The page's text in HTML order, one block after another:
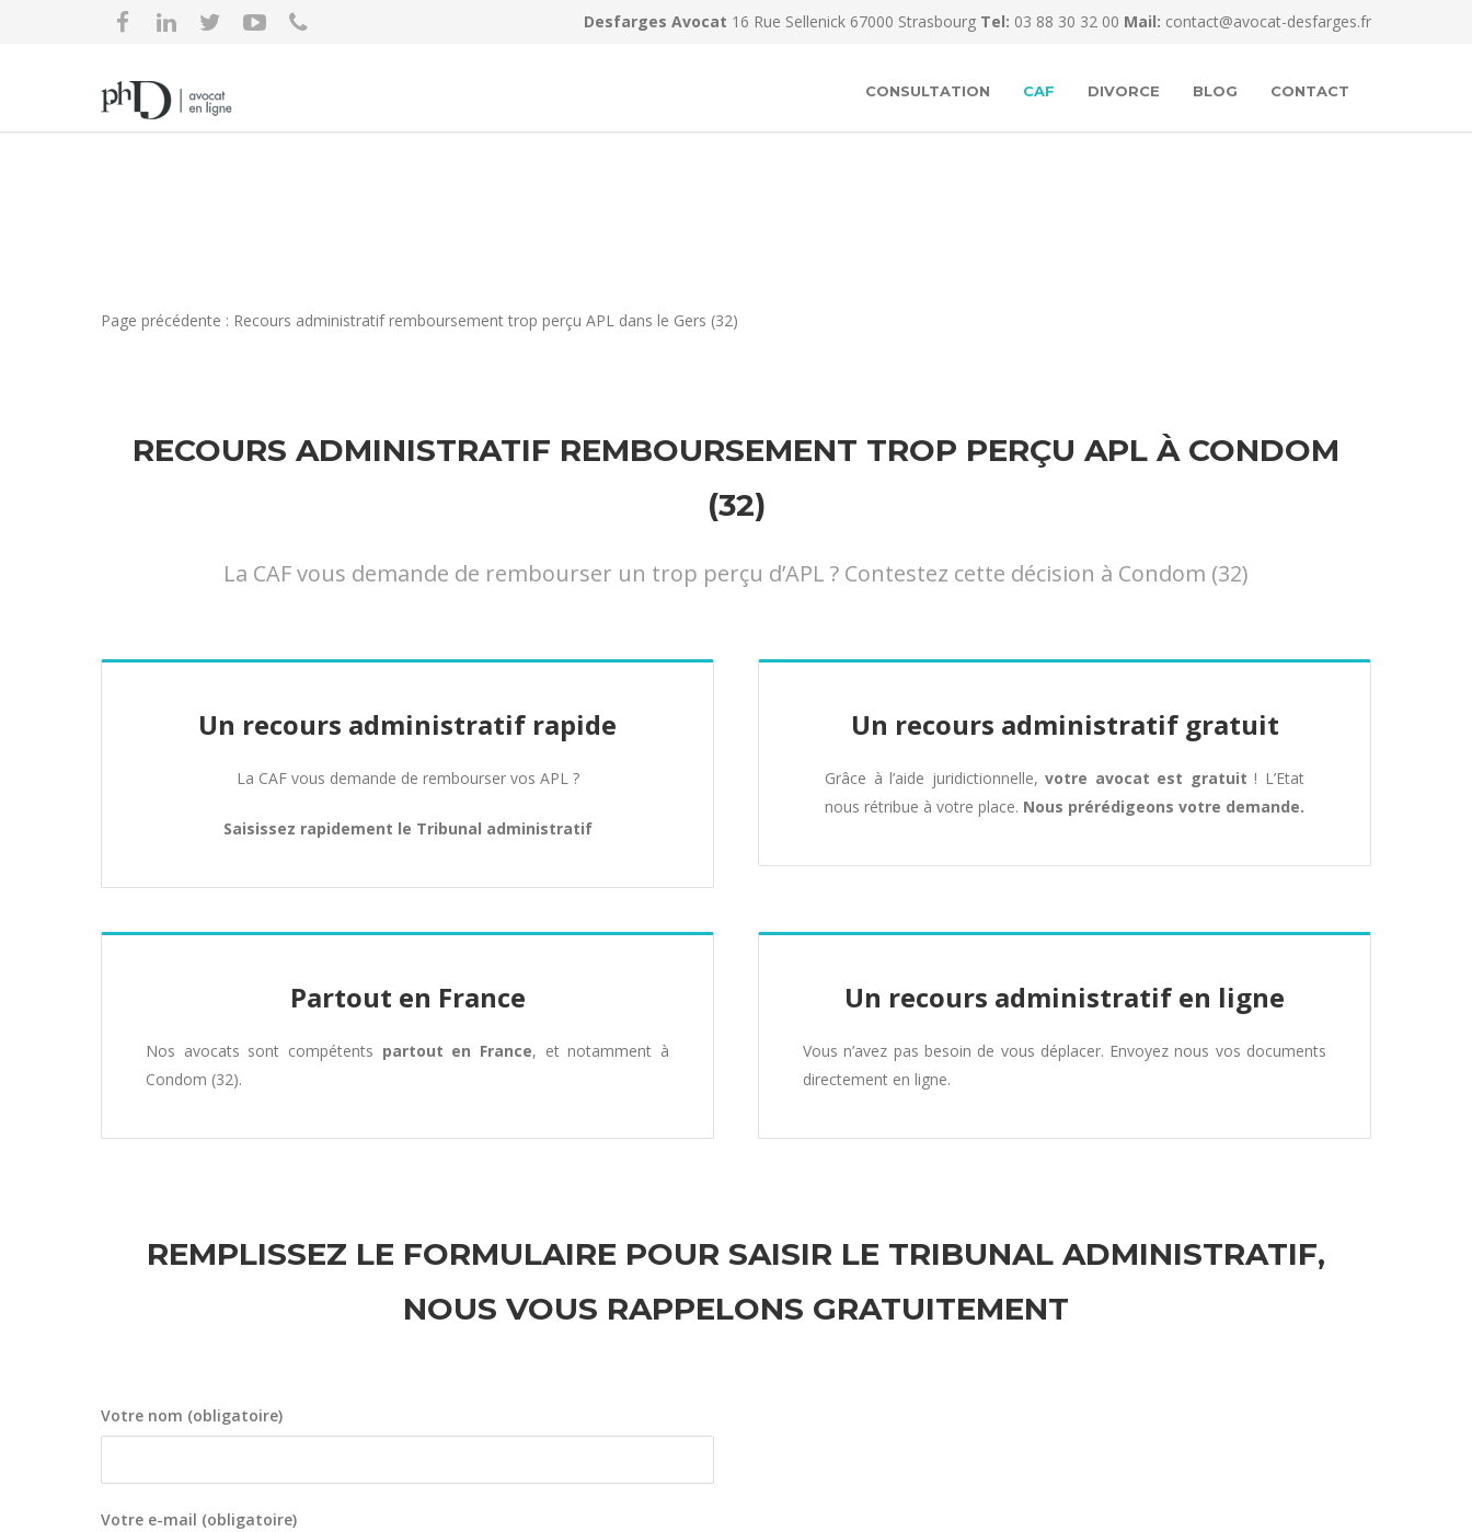
Desfarges Avocat 16 Rue Sellenick 67000 Strasbourg Tel: 03 88 30 32 00 Mail: contact@avocat-desfarges.fr
CONSULTATION CAF DIVORCE BLOG CONTACT
Page précédente : Recours administratif remboursement trop perçu APL dans le Gers (32)
RECOURS ADMINISTRATIF REMBOURSEMENT TROP PERÇU APL À CONDOM
(32)
La CAF vous demande de rembourser un trop perçu d’APL ? Contestez cette décision à Condom (32)
Un recours administratif rapide
La CAF vous demande de rembourser vos APL ?
Saisissez rapidement le Tribunal administratif
Un recours administratif gratuit
Grâce à l’aide juridictionnelle,votre avocat est gratuit ! L’Etat
nous rétribue à votre place. Nous prérédigeons votre demande.
Partout en France
Nos avocats sont compétents partout en France, et notamment à
Condom (32).
Un recours administratif en ligne
Vous n’avez pas besoin de vous déplacer. Envoyez nous vos documents
directement en ligne.
REMPLISSEZ LE FORMULAIRE POUR SAISIR LE TRIBUNAL ADMINISTRATIF,
NOUS VOUS RAPPELONS GRATUITEMENT
Votre nom (obligatoire)
Votre e-mail (obligatoire)